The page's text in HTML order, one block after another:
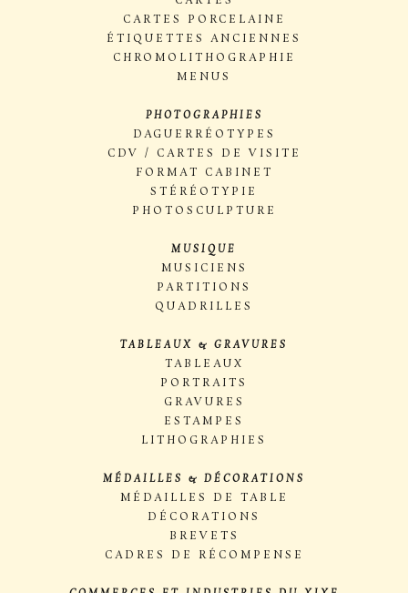
CARTES PORCELAINE
ÉTIQUETTES ANCIENNES
CHROMOLITHOGRAPHIE
MENUS
PHOTOGRAPHIES
DAGUERRÉOTYPES
CDV / CARTES DE VISITE
FORMAT CABINET
STÉRÉOTYPIE
PHOTOSCULPTURE
MUSIQUE
MUSICIENS
PARTITIONS
QUADRILLES
TABLEAUX & GRAVURES
TABLEAUX
PORTRAITS
GRAVURES
ESTAMPES
LITHOGRAPHIES
MÉDAILLES & DÉCORATIONS
MÉDAILLES DE TABLE
DÉCORATIONS
BREVETS
CADRES DE RÉCOMPENSE